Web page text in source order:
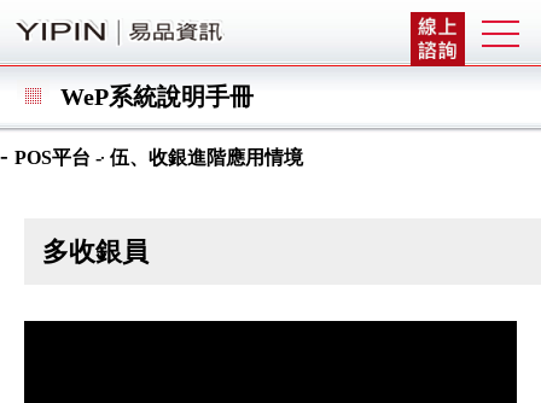
WeP系統說明手冊
- POS平台 -伍、收銀進階應用情境
多收銀員